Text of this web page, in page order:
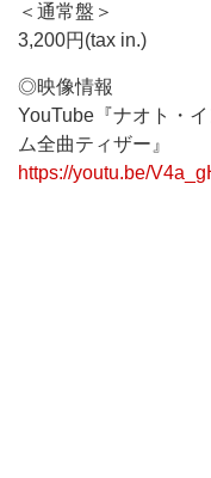
＜通常盤＞
3,200円(tax in.)
◎映像情報
YouTube『ナオト・
ム全曲ティザー』
https://youtu.be/